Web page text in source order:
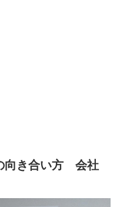
向き合い方 会社